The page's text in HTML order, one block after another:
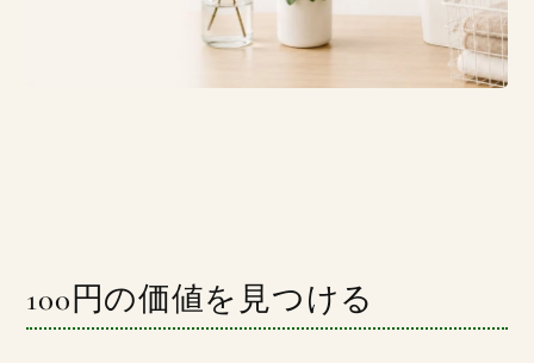
100円の価値を見つける